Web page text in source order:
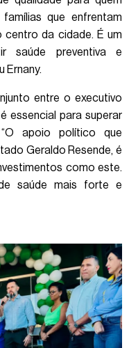
que enfrentam
da cidade. É um
saúde preventiva e
Ernany.
entre o executivo
essencial para superar
apoio político que
Geraldo Resende, é
como este.
saúde mais forte e